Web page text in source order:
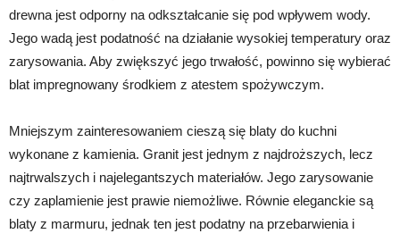
drewna jest odporny na odkształcanie się pod wpływem wody.
Jego wadą jest podatność na działanie wysokiej temperatury oraz
zarysowania. Aby zwiększyć jego trwałość, powinno się wybierać
blat impregnowany środkiem z atestem spożywczym.
Mniejszym zainteresowaniem cieszą się blaty do kuchni
wykonane z kamienia. Granit jest jednym z najdroższych, lecz
najtrwalszych i najelegantszych materiałów. Jego zarysowanie
czy zaplamienie jest prawie niemożliwe. Równie eleganckie są
blaty z marmuru, jednak ten jest podatny na przebarwienia i